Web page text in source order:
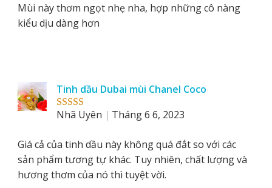
Mùi này thơm ngọt nhẹ nha, hợp những cô nàng
kiểu dịu dàng hơn
Rated5out
Tinh dầu Dubai mùi Chanel Coco
Nhã Uyên
Tháng 6 6, 2023
Giá cả của tinh dầu này không quá đắt so với các
sản phẩm tương tự khác. Tuy nhiên, chất lượng và
hương thơm của nó thì tuyệt vời.